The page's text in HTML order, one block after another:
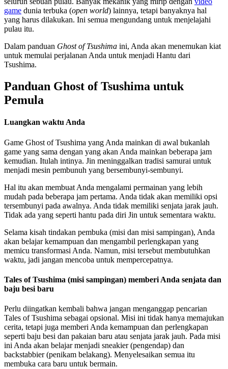
game dunia terbuka (open world) lainnya, tetapi banyaknya hal
yang harus dilakukan. Ini semua mengundang untuk menjelajahi
pulau itu.
Dalam panduan Ghost of Tsushima ini, Anda akan menemukan kiat
untuk memulai perjalanan Anda untuk menjadi Hantu dari
Tsushima.
Panduan Ghost of Tsushima untuk
Pemula
Luangkan waktu Anda
Game Ghost of Tsushima yang Anda mainkan di awal bukanlah
game yang sama dengan yang akan Anda mainkan beberapa jam
kemudian. Itulah intinya. Jin meninggalkan tradisi samurai untuk
menjadi mesin pembunuh yang bersembunyi-sembunyi.
Hal itu akan membuat Anda mengalami permainan yang lebih
mudah pada beberapa jam pertama. Anda tidak akan memiliki opsi
tersembunyi pada awalnya. Anda tidak memiliki senjata jarak jauh.
Tidak ada yang seperti hantu pada diri Jin untuk sementara waktu.
Selama kisah tindakan pembuka (misi dan misi sampingan), Anda
akan belajar kemampuan dan mengambil perlengkapan yang
memicu transformasi Anda. Namun, misi tersebut membutuhkan
waktu, jadi jangan mencoba untuk mempercepatnya.
Tales of Tsushima (misi sampingan) memberi Anda senjata dan
baju besi baru
Perlu diingatkan kembali bahwa jangan menganggap pencarian
Tales of Tsushima sebagai opsional. Misi ini tidak hanya memajukan
cerita, tetapi juga memberi Anda kemampuan dan perlengkapan
seperti baju besi dan pakaian baru atau senjata jarak jauh. Pada misi
ini Anda akan belajar menjadi sneakier (pengendap) dan
backstabbier (penikam belakang). Menyelesaikan semua itu
membuka cara baru untuk bermain.